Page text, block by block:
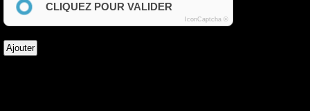
CLIQUEZ POUR VALIDER
IconCaptcha ©